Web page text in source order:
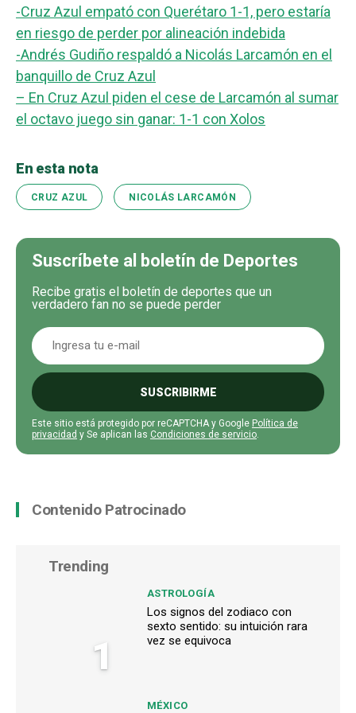
-Cruz Azul empató con Querétaro 1-1, pero estaría
en riesgo de perder por alineación indebida
-Andrés Gudiño respaldó a Nicolás Larcamón en el
banquillo de Cruz Azul
– En Cruz Azul piden el cese de Larcamón al sumar
el octavo juego sin ganar: 1-1 con Xolos
En esta nota
CRUZ AZUL NICOLÁS LARCAMÓN
Suscríbete al boletín de Deportes
Recibe gratis el boletín de deportes que un
verdadero fan no se puede perder
SUSCRIBIRME
Este sitio está protegido por reCAPTCHA y Google Política de
privacidad y Se aplican las Condiciones de servicio.
Contenido Patrocinado
Trending
1
ASTROLOGÍA
Los signos del zodiaco con
sexto sentido: su intuición rara
vez se equivoca
MÉXICO